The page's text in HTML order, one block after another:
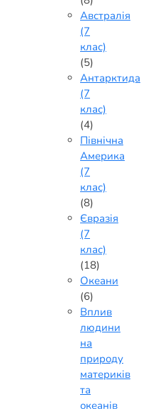
Австралія
(7
клас)
(5)
Антарктида
(7
клас)
(4)
Північна
Америка
(7
клас)
(8)
Євразія
(7
клас)
(18)
Океани
(6)
Вплив
людини
на
природу
материків
та
океанів